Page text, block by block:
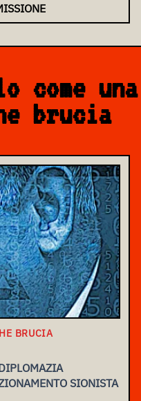
come una
brucia
BRUCIA
SIONISTA